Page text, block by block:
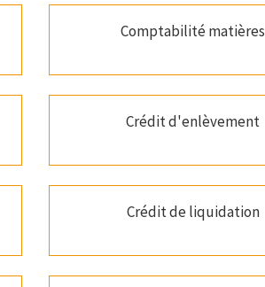
Comptabilité matières
Crédit d'enlèvement
Crédit de liquidation